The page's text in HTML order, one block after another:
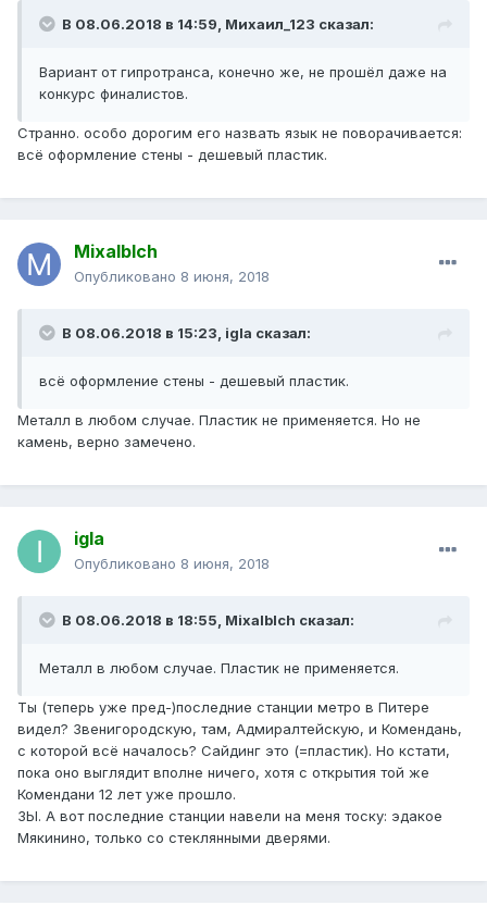
В 08.06.2018 в 14:59, Михаил_123 сказал:
Вариант от гипротранса, конечно же, не прошёл даже на
конкурс финалистов.
Странно. особо дорогим его назвать язык не поворачивается:
всё оформление стены - дешевый пластик.
Mixalblch
Опубликовано 8 июня, 2018
В 08.06.2018 в 15:23, igla сказал:
всё оформление стены - дешевый пластик.
Металл в любом случае. Пластик не применяется. Но не
камень, верно замечено.
igla
Опубликовано 8 июня, 2018
В 08.06.2018 в 18:55, Mixalblch сказал:
Металл в любом случае. Пластик не применяется.
Ты (теперь уже пред-)последние станции метро в Питере
видел? Звенигородскую, там, Адмиралтейскую, и Комендань,
с которой всё началось? Сайдинг это (=пластик). Но кстати,
пока оно выглядит вполне ничего, хотя с открытия той же
Комендани 12 лет уже прошло.
ЗЫ. А вот последние станции навели на меня тоску: эдакое
Мякинино, только со стеклянными дверями.